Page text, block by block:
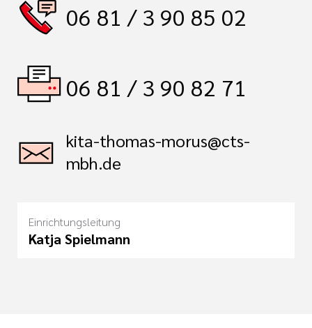
06 81 / 3 90 85 02
06 81 / 3 90 82 71
kita-thomas-morus@cts-
mbh.de
Einrichtungsleitung
Katja Spielmann